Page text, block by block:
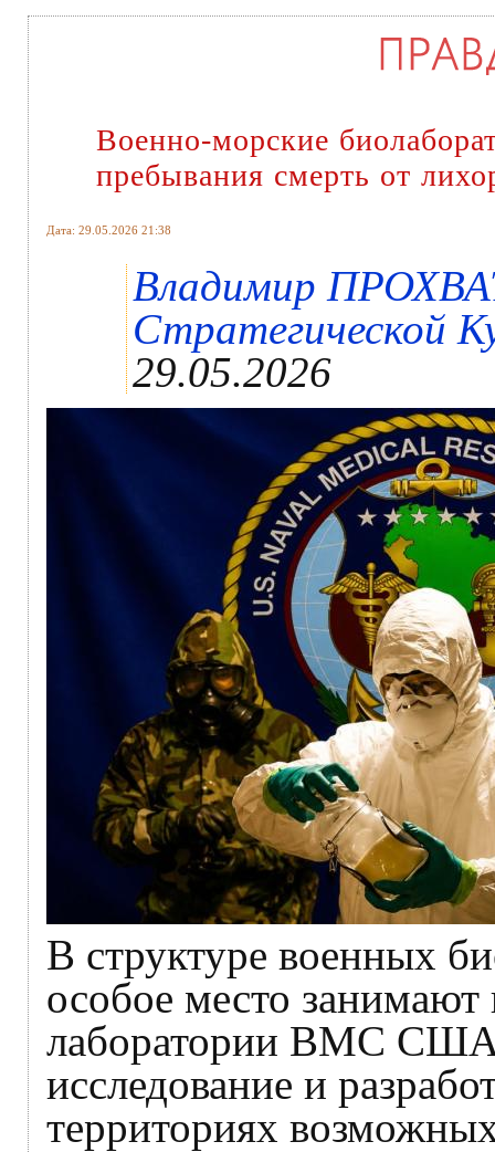
Военно-морские
пребывания смерть от
Дата: 29.05.2026 21:38
Владимир
Стратегической
29.05.2026
В структуре военных
особое место
лаборатории ВМС
исследование и
территориях